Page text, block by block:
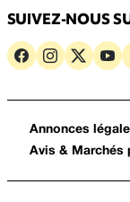
SUIVEZ-NOUS
Annonces
Avis & Marchés